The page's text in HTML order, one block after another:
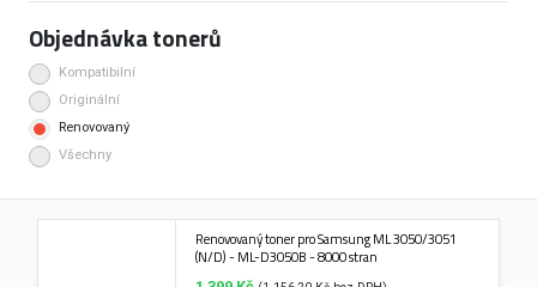
Objednávka tonerů
Kompatibilní
Originální
Renovovaný
Všechny
Renovovaný toner pro Samsung ML 3050/3051
(N/D) - ML-D3050B - 8000 stran